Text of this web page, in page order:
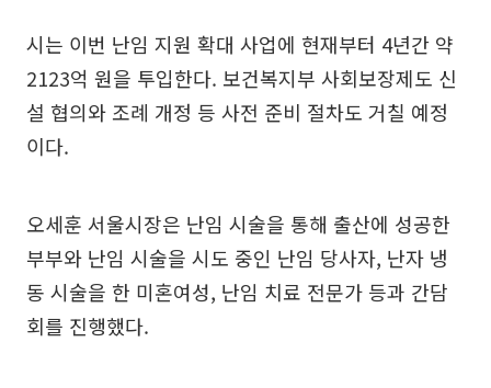
시는 이번 난임 지원 확대 사업에 현재부터 4년간 약
2123억 원을 투입한다. 보건복지부 사회보장제도 신
설 협의와 조례 개정 등 사전 준비 절차도 거칠 예정
이다.
오세훈 서울시장은 난임 시술을 통해 출산에 성공한
부부와 난임 시술을 시도 중인 난임 당사자, 난자 냉
동 시술을 한 미혼여성, 난임 치료 전문가 등과 간담
회를 진행했다.